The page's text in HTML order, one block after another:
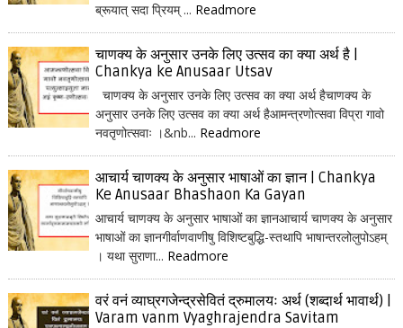
ब्रूयात् सदा प्रियम् ... Readmore
चाणक्य के अनुसार उनके लिए उत्सव का क्या अर्थ है |
Chankya ke Anusaar Utsav
चाणक्य के अनुसार उनके लिए उत्सव का क्या अर्थ हैचाणक्य के
अनुसार उनके लिए उत्सव का क्या अर्थ हैआमन्त्रणोत्सवा विप्रा गावो
नवतृणोत्सवाः ।&nb... Readmore
आचार्य चाणक्य के अनुसार भाषाओं का ज्ञान | Chankya
Ke Anusaar Bhashaon Ka Gayan
आचार्य चाणक्य के अनुसार भाषाओं का ज्ञानआचार्य चाणक्य के अनुसार
भाषाओं का ज्ञानगीर्वाणवाणीषु विशिष्टबुद्धि-स्तथापि भाषान्तरलोलुपोऽहम्
। यथा सुराणा... Readmore
वरं वनं व्याघ्रगजेन्द्रसेवितं द्रुमालयः अर्थ (शब्दार्थ भावार्थ) |
Varam vanm Vyaghrajendra Savitam